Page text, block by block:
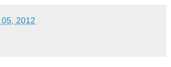
2012